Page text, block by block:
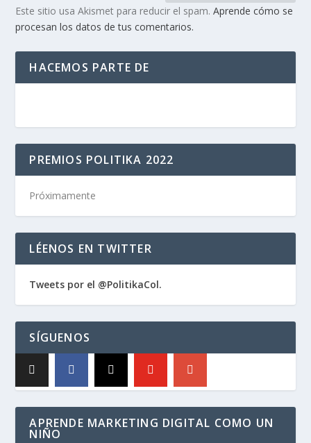
Este sitio usa Akismet para reducir el spam.Aprende cómo se
procesan los datos de tus comentarios.
HACEMOS PARTE DE
PREMIOS POLITIKA 2022
Próximamente
LÉENOS EN TWITTER
Tweets por el @PolitikaCol.
SÍGUENOS
APRENDE MARKETING DIGITAL COMO UN
NIÑO